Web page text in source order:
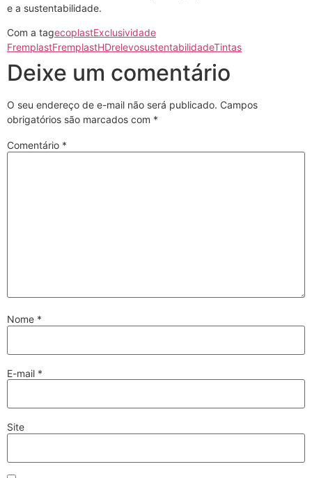
e a sustentabilidade.
Com a tagecoplastExclusividade
FremplastFremplastHDrelevosustentabilidadeTintas
Deixe um comentário
O seu endereço de e-mail não será publicado. Campos
obrigatórios são marcados com *
Comentário *
Nome *
E-mail *
Site